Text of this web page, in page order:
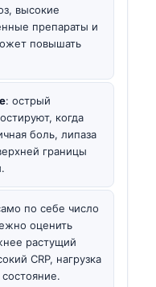
высокие
препараты и
повышать
: острый
когда
боль, липаза
границы
по себе число
оценить
растущий
CRP, нагрузка